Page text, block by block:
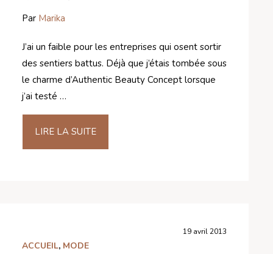
Par Marika
J’ai un faible pour les entreprises qui osent sortir
des sentiers battus. Déjà que j’étais tombée sous
le charme d’Authentic Beauty Concept lorsque
j’ai testé …
LIRE LA SUITE
19 avril 2013
ACCUEIL, MODE